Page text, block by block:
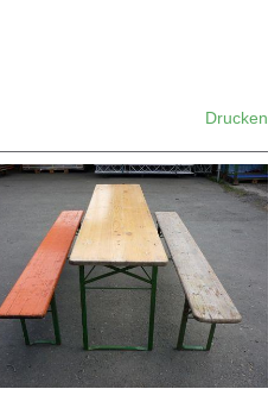
Drucken